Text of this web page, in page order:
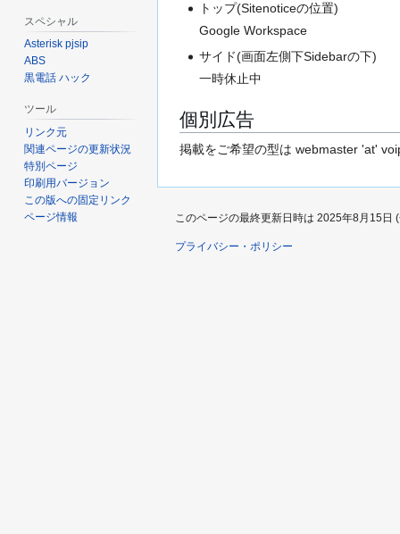
トップ(Sitenoticeの位置)
Google Workspace
サイド(画面左側下Sidebarの下)
一時休止中
個別広告
掲載をご希望の型は webmaster 'at'
スペシャル
Asterisk pjsip
ABS
黒電話 ハック
ツール
リンク元
関連ページの更新状況
特別ページ
印刷用バージョン
この版への固定リンク
ページ情報
このページの最終更新日時は 2025年8月15日
プライバシー・ポリシー